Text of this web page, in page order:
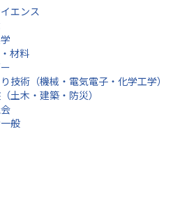
エンス
材料
技術（機械・電気電子・化学工学）
土木・建築・防災）
般